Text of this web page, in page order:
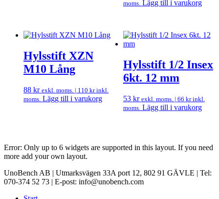
moms. Lägg till i varukorg
Hylsstift XZN
M10 Lång
88 kr exkl. moms. | 110 krinkl.
moms. Lägg till i varukorg
Hylsstift 1/2 Insex
6kt. 12 mm
53 kr exkl. moms. | 66 krinkl.
moms. Lägg till i varukorg
Error: Only up to 6 widgets are supported in this layout. If you need
more add your own layout.
UnoBench AB | Utmarksvägen 33A port 12, 802 91 GÄVLE | Tel:
070-374 52 73 | E-post: info@unobench.com